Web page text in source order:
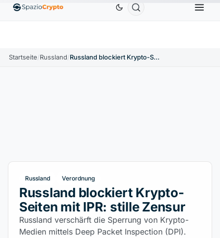
EthereumETH1.880,58 $ Tether USDT0,9991 $ BNBBNB
Startseite/Russland/ Russland blockiert Krypto-Seiten mit IPR: stille Zensur
Russland Verordnung
Russland blockiert Krypto-
Seiten mit IPR: stille Zensur
Russland verschärft die Sperrung von Krypto-
Medien mittels Deep Packet Inspection (DPI).